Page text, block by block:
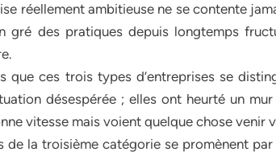
réellement ambitieuse ne se contente
gré des pratiques depuis longtemps
que ces trois types d’entreprises se
désespérée ; elles ont heurté un
vitesse mais voient quelque chose venir
de la troisième catégorie se promènent